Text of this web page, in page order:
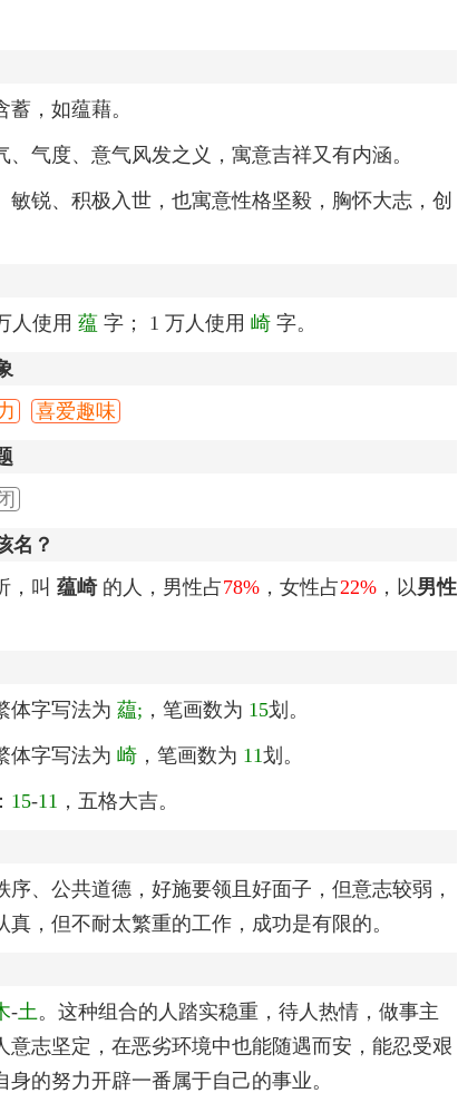
蓄，如蕴藉。
、气度、意气风发之义，寓意吉祥又有内涵。
敏锐、积极入世，也寓意性格坚毅，胸怀大志，创
人使用 蕴 字； 1 万人使用 崎 字。
喜爱趣味
名？
，叫 蕴崎的人，男性占78% ，女性占22% ，以男性
体字写法为 藴; ，笔画数为 15划。
体字写法为 崎 ，笔画数为 11划。
15-11 ，五格大吉。
、公共道德，好施要领且好面子，但意志较弱，
，但不耐太繁重的工作，成功是有限的。
-土 。这种组合的人踏实稳重，待人热情，做事主
意志坚定，在恶劣环境中也能随遇而安，能忍受艰
的努力开辟一番属于自己的事业。